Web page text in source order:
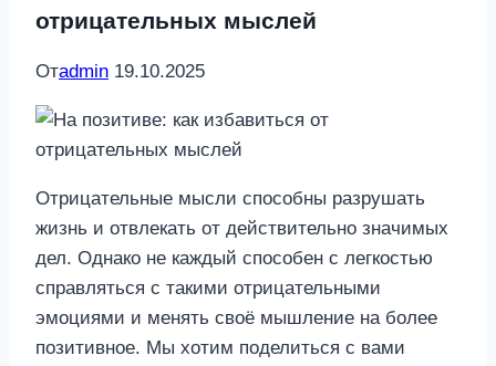
отрицательных мыслей
Отadmin 19.10.2025
Отрицательные мысли способны разрушать
жизнь и отвлекать от действительно значимых
дел. Однако не каждый способен с легкостью
справляться с такими отрицательными
эмоциями и менять своё мышление на более
позитивное. Мы хотим поделиться с вами